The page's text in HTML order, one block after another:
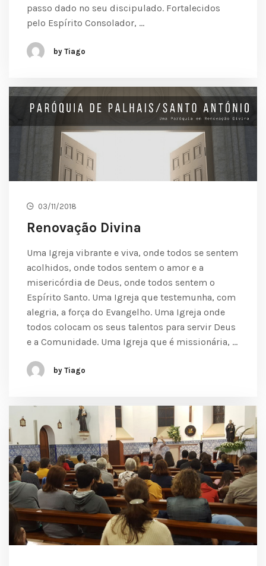
passo dado no seu discipulado. Fortalecidos
pelo Espírito Consolador, …
by Tiago
03/11/2018
Renovação Divina
Uma Igreja vibrante e viva, onde todos se sentem
acolhidos, onde todos sentem o amor e a
misericórdia de Deus, onde todos sentem o
Espírito Santo. Uma Igreja que testemunha, com
alegria, a força do Evangelho. Uma Igreja onde
todos colocam os seus talentos para servir Deus
e a Comunidade. Uma Igreja que é missionária, …
by Tiago